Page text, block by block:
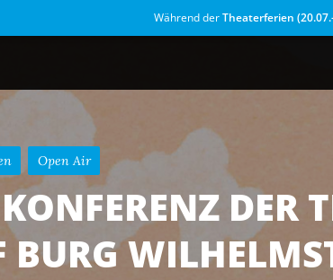
Während derTheaterferien
Open Air
DER
BURG